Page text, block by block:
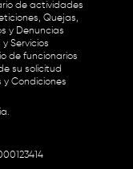
de actividades
Quejas,
y Denuncias
y Servicios
de funcionarios
su solicitud
y Condiciones